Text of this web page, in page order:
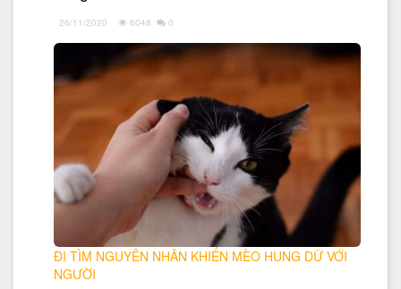
26/11/2020 6048 0
ĐI TÌM NGUYÊN NHÂN KHIẾN MÈO HUNG DỮ VỚI
NGƯỜI